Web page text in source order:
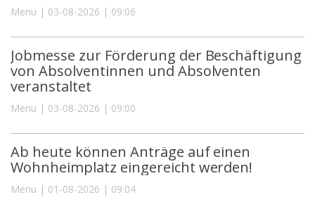
Menu | 03-08-2026 | 09:06
Jobmesse zur Förderung der Beschäftigung
von Absolventinnen und Absolventen
veranstaltet
Menu | 03-08-2026 | 09:00
Ab heute können Anträge auf einen
Wohnheimplatz eingereicht werden!
Menu | 01-08-2026 | 09:04